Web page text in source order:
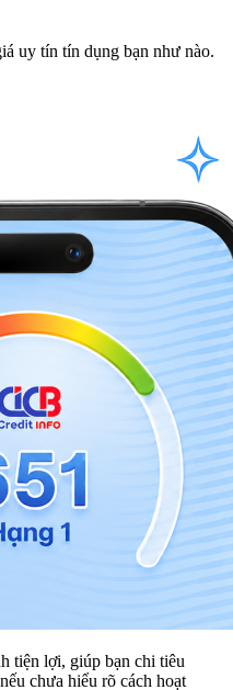
uy tín tín dụng bạn như nào.
tiện lợi, giúp bạn chi tiêu
chưa hiểu rõ cách hoạt